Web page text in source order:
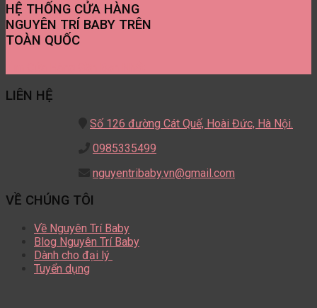
HỆ THỐNG CỬA HÀNG
NGUYÊN TRÍ BABY TRÊN
TOÀN QUỐC
LIÊN HỆ
Số 126 đường Cát Quế, Hoài Đức, Hà Nội.
0985335499
nguyentribaby.vn@gmail.com
VỀ CHÚNG TÔI
Về Nguyên Trí Baby
Blog Nguyên Trí Baby
Dành cho đại lý
Tuyển dụng